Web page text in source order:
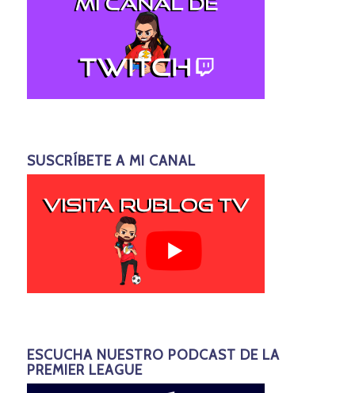
SUSCRÍBETE A MI CANAL
ESCUCHA NUESTRO PODCAST DE LA
PREMIER LEAGUE